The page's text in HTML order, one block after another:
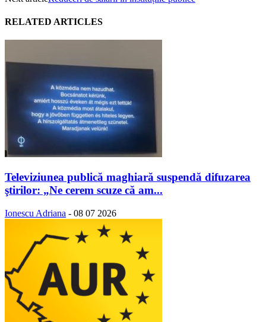
RELATED ARTICLES
Televiziunea publică maghiară suspendă difuzarea
ştirilor: „Ne cerem scuze că am...
Ionescu Adriana - 08 07 2026